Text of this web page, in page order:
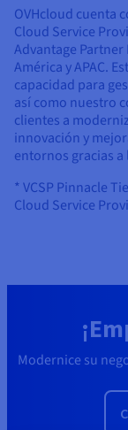
OVHcloud cuenta
Cloud Service
Advantage Partner
América y APAC.
capacidad para
así como nuestro
clientes a
innovación y
entornos gracias
* VCSP Pinnacle
Cloud Service
Modernice su